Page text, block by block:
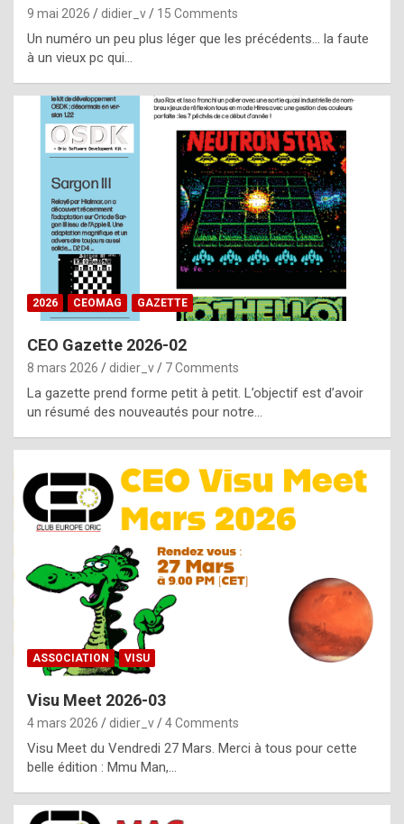
e
f
o
m
m
a
y
b
e
b
y
g
e
n
u
i
n
e
R
o
p
l
c
9 mai 2026 didier_v 15 Comments
Un numéro un peu plus léger que les précédents… la faute
à un vieux pc qui…
2026 CEOMAG GAZETTE
CEO Gazette 2026-02
8 mars 2026 didier_v 7 Comments
La gazette prend forme petit à petit. L’objectif est d’avoir
un résumé des nouveautés pour notre…
ASSOCIATION VISU
Visu Meet 2026-03
4 mars 2026 didier_v 4 Comments
Visu Meet du Vendredi 27 Mars. Merci à tous pour cette
belle édition : Mmu Man,…